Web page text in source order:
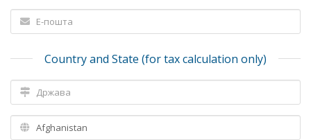
Country and State (for tax calculation only)